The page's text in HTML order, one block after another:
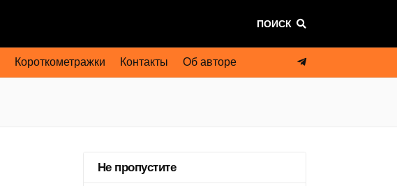
ПОИСК
Короткометражки Контакты Об авторе
Не пропустите